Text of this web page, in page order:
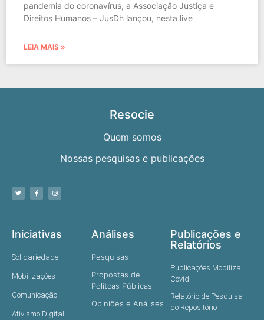
pandemia do coronavírus, a Associação Justiça e
Direitos Humanos – JusDh lançou, nesta live
LEIA MAIS »
Resocie
Quem somos
Nossas pesquisas e publicações
Iniciativas
Solidariedade
Mobilizações
Comunicação
Ativismo Digital
Análises
Pesquisas
Propostas de
Polítcas Públicas
Opiniões e Análises
Publicações e
Relatórios
Publicações Mobiliza
Covid
Relatório de Pesquisa
do Repositório